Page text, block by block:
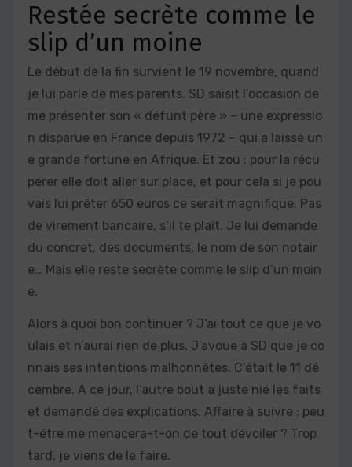
Restée secrète comme le
slip d’un moine
Le début de la fin survient le 19 novembre, quand
je lui parle de mes parents. SD saisit l’occasion de
me présenter son « défunt père » – une expressio
n disparue en France depuis 1972 – qui a laissé un
e grande fortune en Afrique. Et zou : pour la récu
pérer elle doit aller sur place, et pour cela si je pou
vais lui prêter 650 euros ce serait magnifique. Pas
de virement bancaire, s’il te plaît. Je lui demande
du concret, des documents, le nom de son notair
e… Mais elle reste secrète comme le slip d’un moin
e.
Alors à quoi bon continuer ? J’ai tout ce que je vo
ulais et n’aurai rien de plus. J’avoue à SD que je co
nnais ses intentions malhonnêtes. C’était le 11 dé
cembre. A ce jour, l’autre bout a juste nié les faits
et demandé des explications. Affaire à suivre : peu
t-être me menacera-t-on de tout dévoiler ? Trop
tard, je viens de le faire.